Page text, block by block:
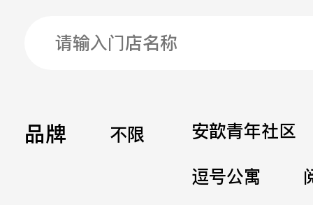
品牌 不限
安歆青年社区
逗号公寓
留言
立即提交